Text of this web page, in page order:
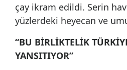
çay ikram edildi. Serin
yüzlerdeki heyecan ve
“BU BİRLİKTELİK
YANSITIYOR”